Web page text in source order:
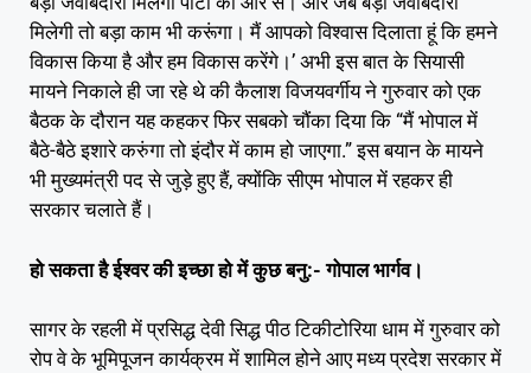
मिलेगी तो बड़ा काम भी करूंगा। मैं आपको विश्वास दिलाता हूं कि हमने
विकास किया है और हम विकास करेंगे।’ अभी इस बात के सियासी
मायने निकाले ही जा रहे थे की कैलाश विजयवर्गीय ने गुरुवार को एक
बैठक के दौरान यह कहकर फिर सबको चौंका दिया कि “मैं भोपाल में
बैठे-बैठे इशारे करुंगा तो इंदौर में काम हो जाएगा.” इस बयान के मायने
भी मुख्यमंत्री पद से जुड़े हुए हैं, क्योंकि सीएम भोपाल में रहकर ही
सरकार चलाते हैं।
हो सकता है ईश्वर की इच्छा हो में कुछ बनु:- गोपाल भार्गव।
सागर के रहली में प्रसिद्ध देवी सिद्ध पीठ टिकीटोरिया धाम में गुरुवार को
रोप वे के भूमिपूजन कार्यक्रम में शामिल होने आए मध्य प्रदेश सरकार में